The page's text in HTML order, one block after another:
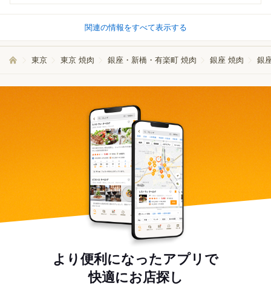
関連の情報をすべて表示する
東京 東京 焼肉 銀座・新橋・有楽町 焼肉 銀座 焼肉 銀
より便利になったアプリで
快適にお店探し